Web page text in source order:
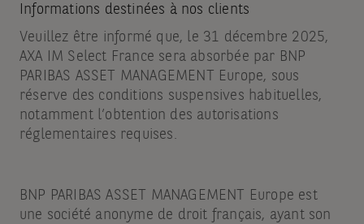
Informations destinées à nos clients
Veuillez être informé que, le 31 décembre 2025,
AXA IM Select France sera absorbée par BNP
PARIBAS ASSET MANAGEMENT Europe, sous
réserve des conditions suspensives habituelles,
notamment l’obtention des autorisations
réglementaires requises.
BNP PARIBAS ASSET MANAGEMENT Europe est
une société anonyme de droit français, ayant son